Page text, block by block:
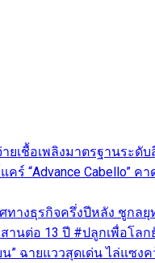
ยเชื้อเพลิงมาตรฐานร
คร์ “Advance
ศทางธุรกิจครึ่งปีหลัง ชูกล
นต่อ 13 ปี #ปลูกเพื่อโลก
น” ฉายแววสุดเด่น ไล่แ